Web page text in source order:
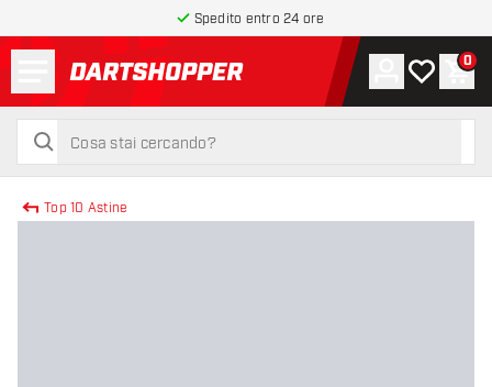
Spedito entro 24 ore
torna alla home page
cerca
cerca
Account
La mia0
Top 10 Astine